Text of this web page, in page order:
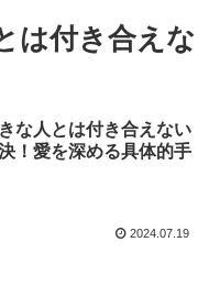
は付き合えな
な人とは付き合えない
！愛を深める具体的手
2024.07.19